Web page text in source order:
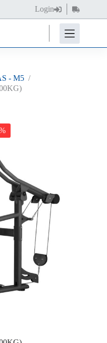
Login
Carro
de
compra
- M5 /